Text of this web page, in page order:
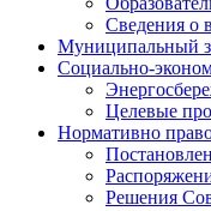
Сведения о
Муниципальный
Социально-
Целевые
Нормативно
Решения